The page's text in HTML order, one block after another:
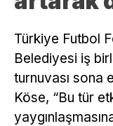
Türkiye Futbol
Belediyesi iş
turnuvası sona
Köse, “Bu tür